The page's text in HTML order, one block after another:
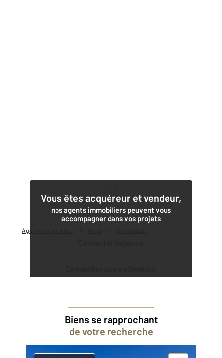
Agence immobilière
Vous êtes acquéreur et vendeur,
nos agents immobiliers peuvent vous
accompagner dans vos projets
Contacter l'agence
Demander une estimation
1
Biens se rapprochant
de votre recherche